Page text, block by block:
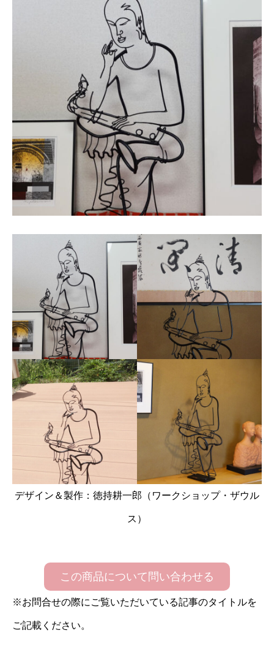
デザイン＆製作：徳持耕一郎（ワークショップ・ザウル
ス）
この商品について問い合わせる
※お問合せの際にご覧いただいている記事のタイトルを
ご記載ください。